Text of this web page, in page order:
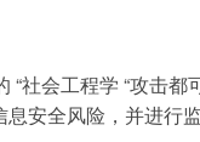
社会工程学 “攻击都
安全风险，并进行